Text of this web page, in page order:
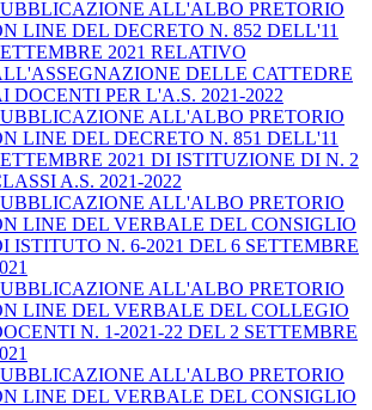
ALL'ALBO PRETORIO
LINE DEL DECRETO N. 852 DELL'11
2021 RELATIVO
DELLE CATTEDRE
DOCENTI PER L'A.S. 2021-2022
ALL'ALBO PRETORIO
LINE DEL DECRETO N. 851 DELL'11
2021 DI ISTITUZIONE DI N. 2
A.S. 2021-2022
ALL'ALBO PRETORIO
LINE DEL VERBALE DEL CONSIGLIO
ISTITUTO N. 6-2021 DEL 6 SETTEMBRE
ALL'ALBO PRETORIO
LINE DEL VERBALE DEL COLLEGIO
N. 1-2021-22 DEL 2 SETTEMBRE
ALL'ALBO PRETORIO
LINE DEL VERBALE DEL CONSIGLIO